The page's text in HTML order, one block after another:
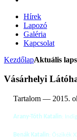
Hírek
Lapozó
Galéria
Kapcsolat
KezdőlapAktuális
Vásárhelyi
Tartalom — 2015.
Arany-Tóth Katalin:
Benák Katalin: Őszikék